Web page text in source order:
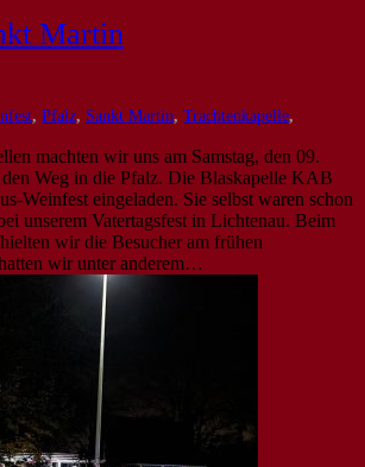
Martin
, Pfalz, Sankt Martin, Trachtenkapelle,
machten wir uns am Samstag, den 09.
Weg in die Pfalz. Die Blaskapelle KAB
Weinfest eingeladen. Sie selbst waren schon
unserem Vatertagsfest in Lichtenau. Beim
wir die Besucher am frühen
wir unter anderem…